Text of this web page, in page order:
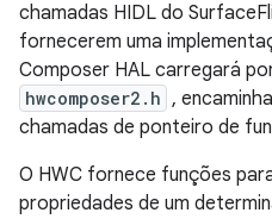
chamadas HIDL do
fornecerem uma
Composer HAL carregará
hwcomposer2.h ,
chamadas de ponteiro de
O HWC fornece funções
propriedades de um